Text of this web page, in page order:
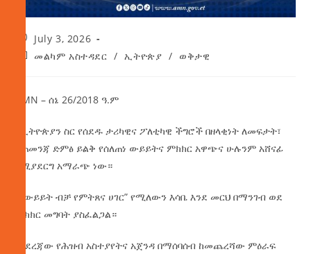
July 3, 2026
መልካም አስተዳደር / ኢትዮጵያ / ወቅታዊ
AMN – ሰኔ 26/2018 ዓ.ም
የኢትዮጵያን ስር የሰደዱ ታሪካዊና ፖለቲካዊ ችግሮች በዘላቂነት ለመፍታት፣
ከጠመንጃ ድምፅ ይልቅ የሰለጠነ ውይይትና ምክክር አዋጭና ሁሉንም አሸናፊ
የሚያደርግ አማራጭ ነው።
“በውይይት ብቻ የምትጸና ሀገር” የሚለውን እሳቤ እንደ መርህ በማንገብ ወደ
ምክክር መግባት ያስፈልጋል።
በየደረጃው የሕዝብ አስተያየትና አጀንዳ በማሰባሰብ ከመጨረሻው ምዕራፍ